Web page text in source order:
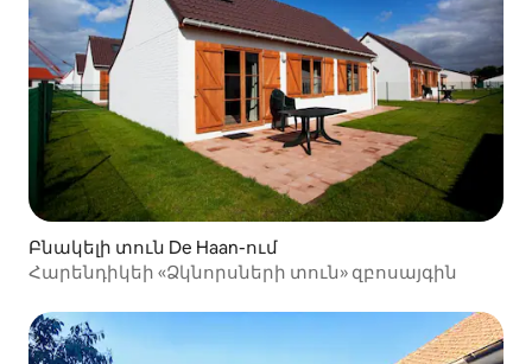
Բնակելի տուն De Haan-ում
Հարենդիկեի «Ձկնորսների տուն» զբոսայգին